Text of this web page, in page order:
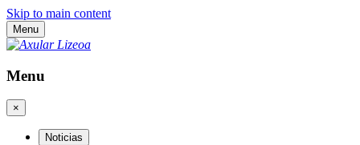
Skip to main content
Menu
Menu
×
Noticias